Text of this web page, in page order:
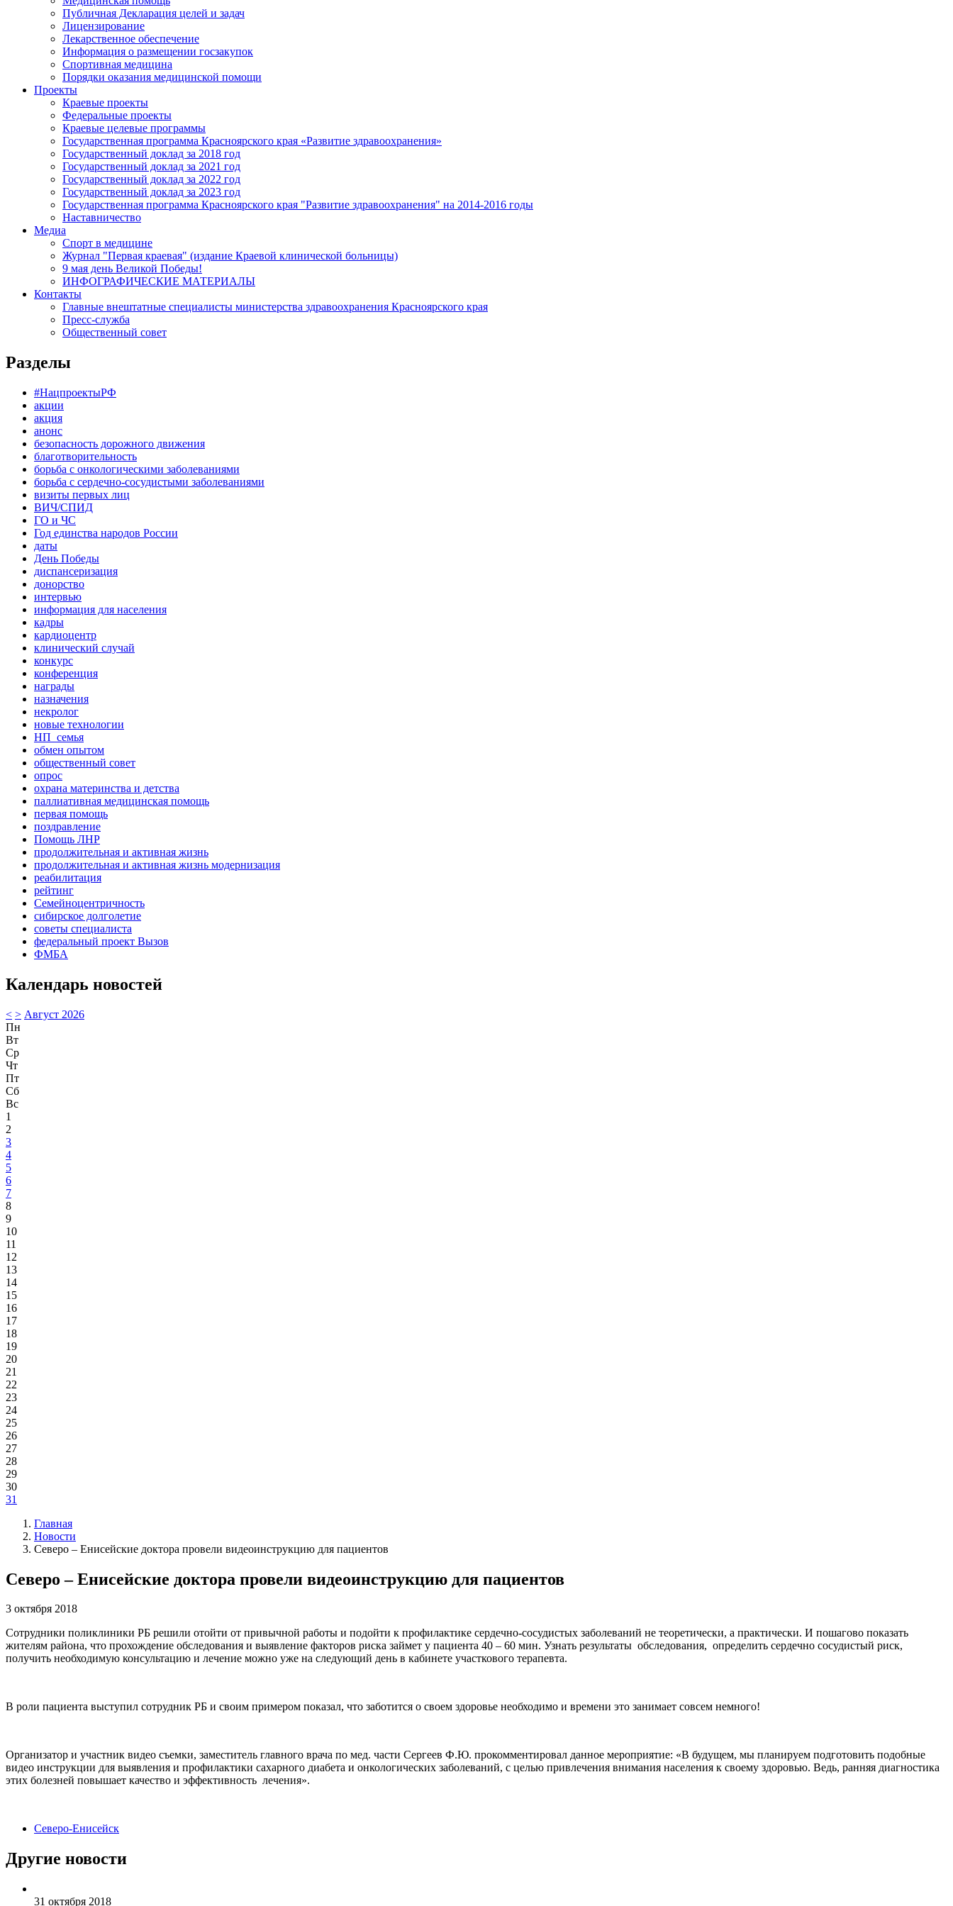
Публичная Декларация целей и задач
Лицензирование
Лекарственное обеспечение
Информация о размещении госзакупок
Спортивная медицина
Порядки оказания медицинской помощи
Проекты
Краевые проекты
Федеральные проекты
Краевые целевые программы
Государственная программа Красноярского края «Развитие здравоохранения»
Государственный доклад за 2018 год
Государственный доклад за 2021 год
Государственный доклад за 2022 год
Государственный доклад за 2023 год
Государственная программа Красноярского края "Развитие здравоохранения" на 2014-2016 годы
Наставничество
Медиа
Спорт в медицине
Журнал "Первая краевая" (издание Краевой клинической больницы)
9 мая день Великой Победы!
ИНФОГРАФИЧЕСКИЕ МАТЕРИАЛЫ
Контакты
Главные внештатные специалисты министерства здравоохранения Красноярского края
Пресс-служба
Общественный совет
Разделы
#НацпроектыРФ
акции
акция
анонс
безопасность дорожного движения
благотворительность
борьба с онкологическими заболеваниями
борьба с сердечно-сосудистыми заболеваниями
визиты первых лиц
ВИЧ/СПИД
ГО и ЧС
Год единства народов России
даты
День Победы
диспансеризация
донорство
интервью
информация для населения
кадры
кардиоцентр
клинический случай
конкурс
конференция
награды
назначения
некролог
новые технологии
НП_семья
обмен опытом
общественный совет
опрос
охрана материнства и детства
паллиативная медицинская помощь
первая помощь
поздравление
Помощь ЛНР
продолжительная и активная жизнь
продолжительная и активная жизнь модернизация
реабилитация
рейтинг
Семейноцентричность
сибирское долголетие
советы специалиста
федеральный проект Вызов
ФМБА
Календарь новостей
< > Август 2026
Пн
Вт
Ср
Чт
Пт
Сб
Вс
1
2
3
4
5
6
7
8
9
10
11
12
13
14
15
16
17
18
19
20
21
22
23
24
25
26
27
28
29
30
31
Главная
Новости
Северо – Енисейские доктора провели видеоинструкцию для пациентов
Северо – Енисейские доктора провели видеоинструкцию для пациентов
3 октября 2018
Сотрудники поликлиники РБ решили отойти от привычной работы и подойти к профилактике сердечно-сосудистых заболеваний не теоретически, а практически. И пошагово показать
жителям района, что прохождение обследования и выявление факторов риска займет у пациента 40 – 60 мин. Узнать результаты обследования, определить сердечно сосудистый риск,
получить необходимую консультацию и лечение можно уже на следующий день в кабинете участкового терапевта.
В роли пациента выступил сотрудник РБ и своим примером показал, что заботится о своем здоровье необходимо и времени это занимает совсем немного!
Организатор и участник видео съемки, заместитель главного врача по мед. части Сергеев Ф.Ю. прокомментировал данное мероприятие: «В будущем, мы планируем подготовить подобные
видео инструкции для выявления и профилактики сахарного диабета и онкологических заболеваний, с целью привлечения внимания населения к своему здоровью. Ведь, ранняя диагностика
этих болезней повышает качество и эффективность лечения».
Северо-Енисейск
Другие новости
31 октября 2018